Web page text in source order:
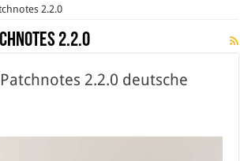
2.2.0
2.2.0
2.2.0 deutsche